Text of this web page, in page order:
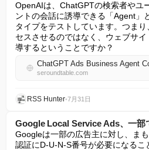
OpenAIは、ChatGPTの検索者やユ
ントの会話に誘導できる「Agent」
タイプをテストしています。つま
セスさせるのではなく、ウェブサ
導するということですか？
seroundtable.com
RSS Hunter•7月31日
Google Local Service Ads、一部
Googleは一部の広告主に対し、ま
認証にD-U-N-S番号が必要になる